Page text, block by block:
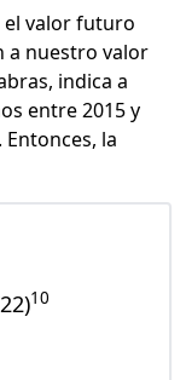
el valor futuro
a nuestro valor
indica a
entre 2015 y
la
10